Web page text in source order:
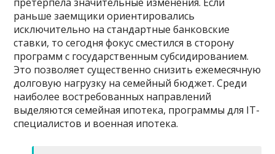
раньше заемщики ориентировались
исключительно на стандартные банковские
ставки, то сегодня фокус сместился в сторону
программ с государственным субсидированием.
Это позволяет существенно снизить ежемесячную
долговую нагрузку на семейный бюджет. Среди
наиболее востребованных направлений
выделяются семейная ипотека, программы для IT-
специалистов и военная ипотека.